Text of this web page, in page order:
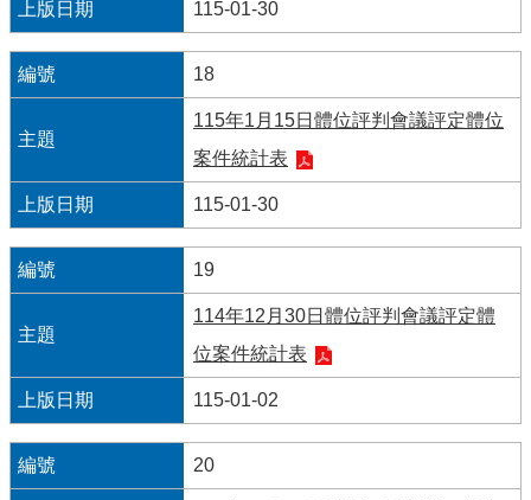
115-01-30
18
115年1月15日體位評判會議評定體位
案件統計表
115-01-30
19
114年12月30日體位評判會議評定體
位案件統計表
115-01-02
20